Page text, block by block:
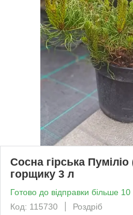
Сосна гірська
горщику 3 л
Готово до відправки більше 10
Код: 115730
Роздріб